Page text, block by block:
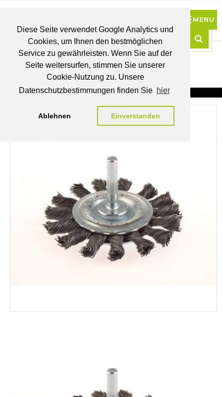
Diese Seite verwendet Google Analytics und
Cookies, um Ihnen den bestmöglichen
Service zu gewährleisten. Wenn Sie auf der
Seite weitersurfen, stimmen Sie unserer
Cookie-Nutzung zu. Unsere
Datenschutzbestimmungen finden Sie hier
Ablehnen Einverstanden
BRUTTO
PREISE
MEIN
WUNSCHLISTE